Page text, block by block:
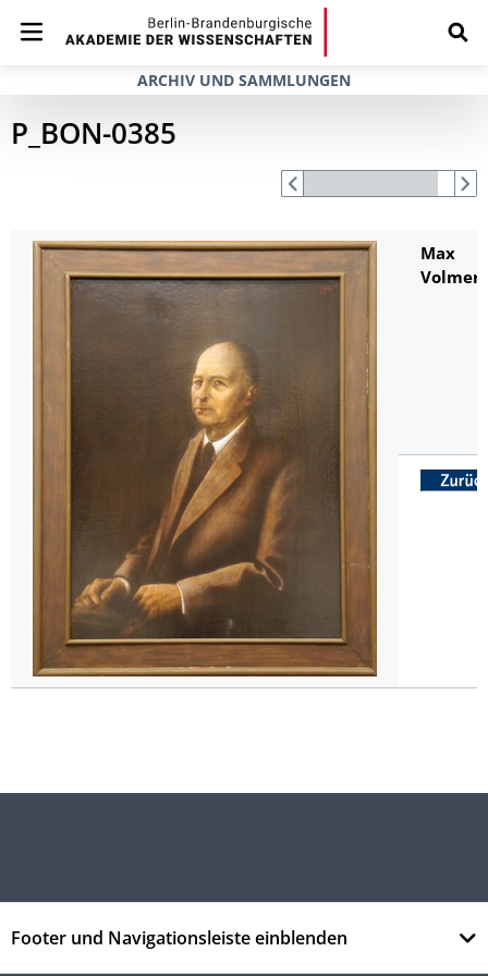
ARCHIV UND SAMMLUNGEN
P_BON-0385
Max
Volmer
Footer und Navigationsleiste einblenden